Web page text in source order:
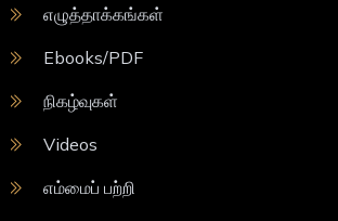
எழுத்தாக்கங்கள்
Ebooks/PDF
நிகழ்வுகள்
Videos
எம்மைப் பற்றி